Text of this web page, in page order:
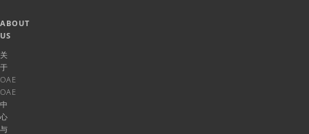
ABOUT
US
关
于
OAE
OAE
中
心
与